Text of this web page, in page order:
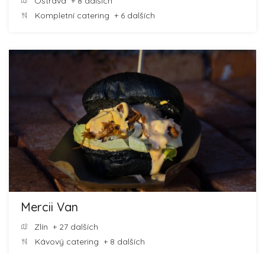
Kompletní catering + 6 dalších
Mercii Van
Zlín + 27 dalších
Kávový catering + 8 dalších